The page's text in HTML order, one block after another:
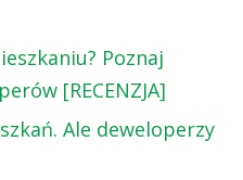
Poznaj
[RECENZJA]
Ale deweloperzy